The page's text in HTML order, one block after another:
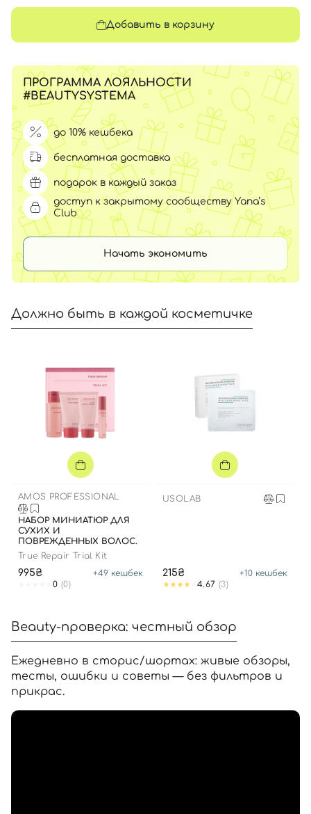
Добавить в корзину
ПРОГРАММА ЛОЯЛЬНОСТИ
#BEAUTYSYSTEMA
до 10% кешбека
бесплатная доставка
подарок в каждый заказ
доступ к закрытому сообществу Yana’s
Club
Начать экономить
Должно быть в каждой косметичке
AMOS PROFESSIONAL
НАБОР МИНИАТЮР ДЛЯ
СУХИХ И
ПОВРЕЖДЕННЫХ ВОЛОС.
True Repair Trial Kit
995₴ +49 кешбек
0 (0)
USOLAB
215₴ +10 кешбек
4.67 (3)
Beauty-проверка: честный обзор
Ежедневно в сторис/шортах: живые обзоры,
тесты, ошибки и советы — без фильтров и
прикрас.